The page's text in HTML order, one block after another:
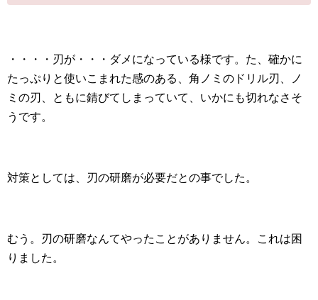
・・・・刃が・・・ダメになっている様です。た、確かに
たっぷりと使いこまれた感のある、角ノミのドリル刃、ノ
ミの刃、ともに錆びてしまっていて、いかにも切れなさそ
うです。
対策としては、刃の研磨が必要だとの事でした。
むう。刃の研磨なんてやったことがありません。これは困
りました。